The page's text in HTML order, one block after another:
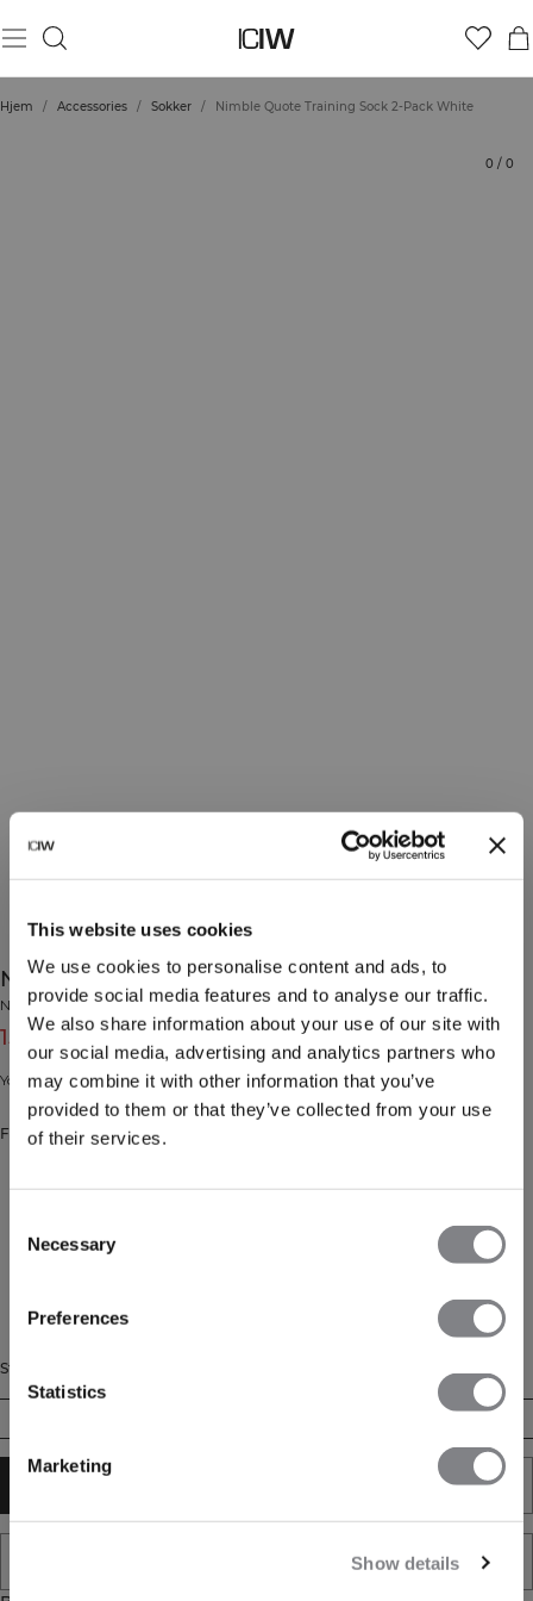
This website uses cookies
We use cookies to personalise content and ads, to
provide social media features and to analyse our traffic.
We also share information about your use of our site with
our social media, advertising and analytics partners who
may combine it with other information that you’ve
provided to them or that they’ve collected from your use
of their services.
Selection
Necessary
Preferences
Statistics
Marketing
Show details
Hjem / Accessories / Sokker / Nimble Quote Training Sock 2-Pack White
0 / 0
Nimble Quote Training Sock 2-Pack White
Nimble Collection
159 DKK199 DKK(-20%)
Yoga- og pilates-sokker i bomuldsblanding. 2-pak.
Farve: White
Størrelse
42/44
TILFØJ TIL ØNSKESKYEN